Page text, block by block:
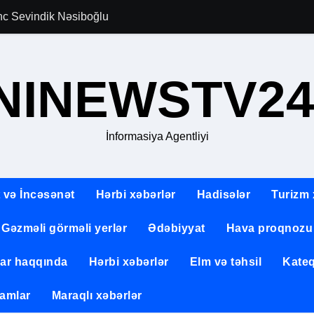
Sevindik Nəsiboğlu Allahverən
İnformasiya Agentliyi
və İncəsənət Hərbi xəbərlər Hadisələr Turizm
Gəzməli görməli yerlər Ədəbiyyat Hava proqnozu
haqqında Hərbi xəbərlər Elm və təhsil
Maraqlı xəbərlər